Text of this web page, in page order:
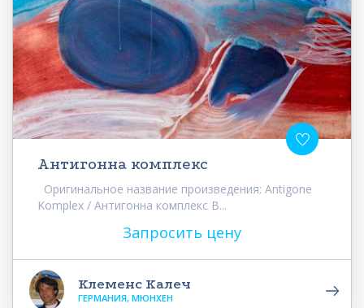
Антигонна комплекс
Оригинальное название произведения: Antigone
Komplex / Антигонна комплекс В...
Запросить цену
Клеменс Калеч
ГЕРМАНИЯ, МЮНХЕН